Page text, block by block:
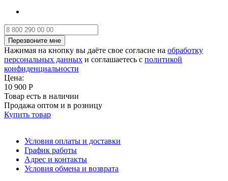
Нажимая на кнопку вы даёте свое согласие на обработку
персональных данных и соглашаетесь с политикой
конфиденциальности
Цена:
10 900 Р
Товар есть в наличии
Продажа оптом и в розницу
Купить товар
Условия оплаты и доставки
График работы
Адрес и контакты
Условия обмена и возврата